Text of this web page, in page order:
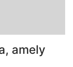
amely